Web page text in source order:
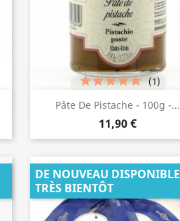
Pâte De Pistache - 100g -...
11,90 €
(1)
Aperçu rapide
DE NOUVEAU DISPONIBLE
TRÈS BIENTÔT